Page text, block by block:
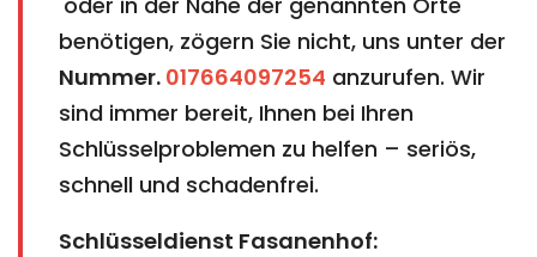
benötigen, zögern Sie nicht, uns unter der
Nummer. 017664097254 anzurufen. Wir
sind immer bereit, Ihnen bei Ihren
Schlüsselproblemen zu helfen – seriös,
schnell und schadenfrei.
Schlüsseldienst Fasanenhof: